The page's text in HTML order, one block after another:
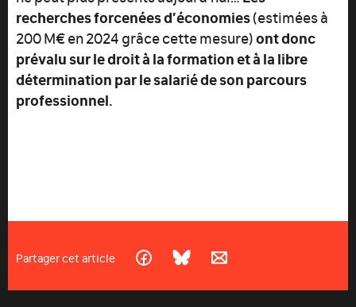
recherches forcenées d’économies(estimées à
200 M€ en 2024 grâce cette mesure)ont donc
prévalu sur le droit à la formation et à la libre
détermination par le salarié de son parcours
professionnel.
Partager cet article